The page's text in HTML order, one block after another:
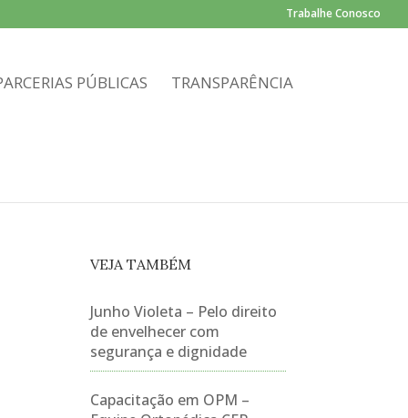
Trabalhe Conosco
PÚBLICAS TRANSPARÊNCIA
VEJA TAMBÉM
Junho Violeta – Pelo direito
de envelhecer com
segurança e dignidade
Capacitação em OPM –